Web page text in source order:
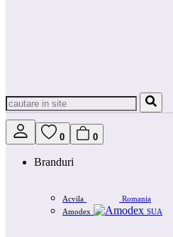
0 0
Branduri
Acvila
Romania
Amodex
SUA